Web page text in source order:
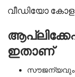
വീഡിയോ
ഇതാണ്
സൗജന്യവും